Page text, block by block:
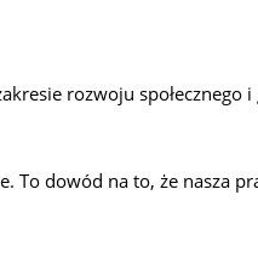
rozwoju społecznego i
dowód na to, że nasza